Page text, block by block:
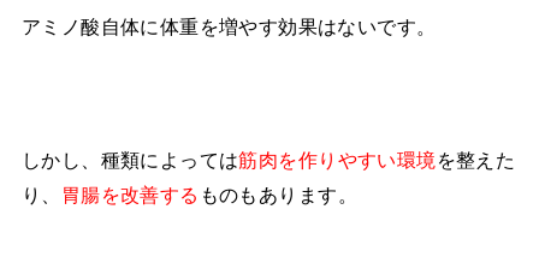
アミノ酸自体に体重を増やす効果はないです。
しかし、種類によっては筋肉を作りやすい環境 を整えた
り、
胃腸を改善する ものもあります。